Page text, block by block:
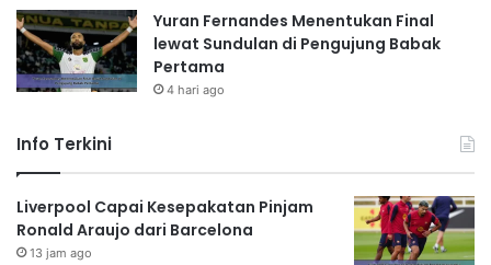
Yuran Fernandes Menentukan Final
lewat Sundulan di Pengujung Babak
Pertama
4 hari ago
Info Terkini
Liverpool Capai Kesepakatan Pinjam
Ronald Araujo dari Barcelona
13 jam ago